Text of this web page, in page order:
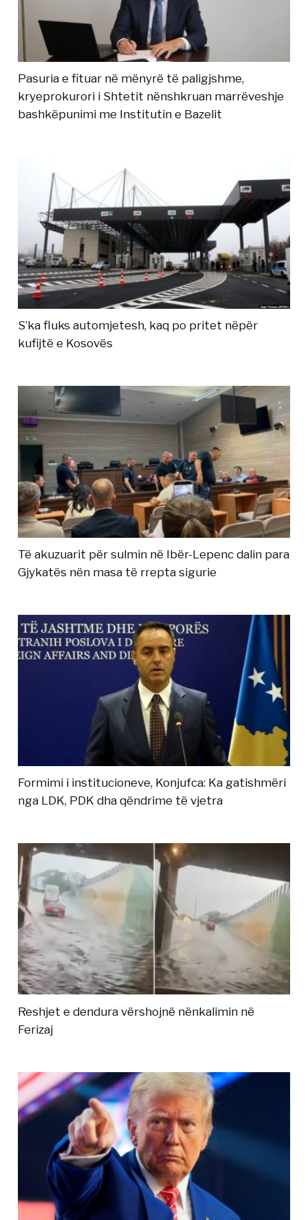
Pasuria e fituar në mënyrë të paligjshme,
kryeprokurori i Shtetit nënshkruan marrëveshje
bashkëpunimi me Institutin e Bazelit
S’ka fluks automjetesh, kaq po pritet nëpër
kufijtë e Kosovës
Të akuzuarit për sulmin në Ibër-Lepenc dalin para
Gjykatës nën masa të rrepta sigurie
Formimi i institucioneve, Konjufca: Ka gatishmëri
nga LDK, PDK dha qëndrime të vjetra
Reshjet e dendura vërshojnë nënkalimin në
Ferizaj